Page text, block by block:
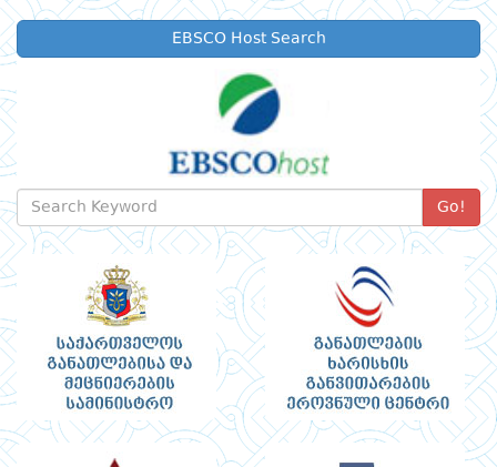
EBSCO Host Search
Go!